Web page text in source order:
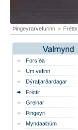
Þingeyrarvefurinn > Fréttir
Forsíða
Um vefinn
Dýrafjarðardagar
Fréttir
Greinar
Þingeyri
Myndaalbúm